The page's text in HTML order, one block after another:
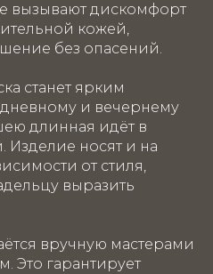
вызывают дискомфорт
кожей,
без опасений.
станет ярким
и вечернему
длинная идёт в
Изделие носят и на
от стиля,
выразить
вручную мастерами
Это гарантирует